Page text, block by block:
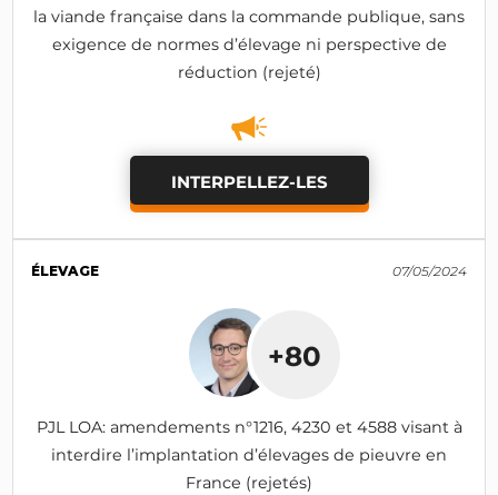
la viande française dans la commande publique, sans
exigence de normes d’élevage ni perspective de
réduction (rejeté)
INTERPELLEZ-LES
ÉLEVAGE 07/05/2024
+80
PJL LOA: amendements n°1216, 4230 et 4588 visant à
interdire l’implantation d’élevages de pieuvre en
France (rejetés)